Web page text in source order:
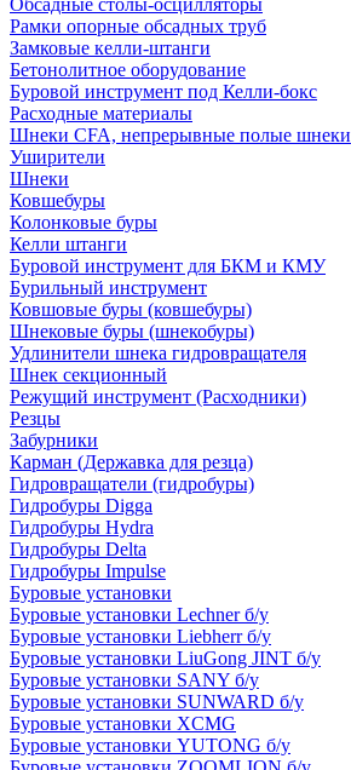
Обсадные столы-осцилляторы
Рамки опорные обсадных труб
Замковые келли-штанги
Бетонолитное оборудование
Буровой инструмент под Келли-бокс
Расходные материалы
Шнеки CFA, непрерывные полые шнеки
Уширители
Шнеки
Ковшебуры
Колонковые буры
Келли штанги
Буровой инструмент для БКМ и КМУ
Бурильный инструмент
Ковшовые буры (ковшебуры)
Шнековые буры (шнекобуры)
Удлинители шнека гидровращателя
Шнек секционный
Режущий инструмент (Расходники)
Резцы
Забурники
Карман (Державка для резца)
Гидровращатели (гидробуры)
Гидробуры Digga
Гидробуры Hydra
Гидробуры Delta
Гидробуры Impulse
Буровые установки
Буровые установки Lechner б/у
Буровые установки Liebherr б/у
Буровые установки LiuGong JINT б/у
Буровые установки SANY б/у
Буровые установки SUNWARD б/у
Буровые установки XCMG
Буровые установки YUTONG б/у